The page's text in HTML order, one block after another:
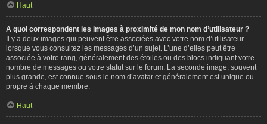
Haut
A quoi correspondent les images à proximité de mon nom d’utilisateur ?
Il y a deux images qui peuvent être associées avec votre nom d’utilisateur
lorsque vous consultez les messages d’un sujet. L’une d’elles peut être
associée à votre rang, généralement des étoiles ou des blocs indiquant votre
nombre de messages ou votre statut sur le forum. La seconde image, souvent
plus grande, est connue sous le nom d’avatar et généralement est unique ou
propre à chaque membre.
Haut